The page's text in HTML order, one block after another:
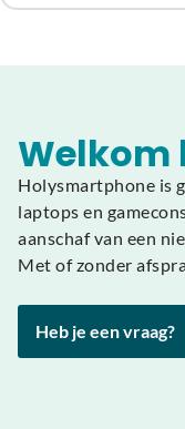
Welkom
Holysmartphone is
laptops en
aanschaf van een
Met of zonder
Heb je een vraag?